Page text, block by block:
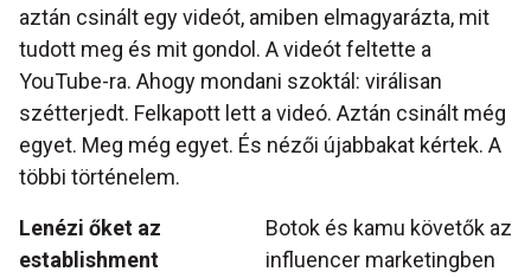
aztán csinált egy videót, amiben elmagyarázta, mit
tudott meg és mit gondol. A videót feltette a
YouTube-ra. Ahogy mondani szoktál: virálisan
szétterjedt. Felkapott lett a videó. Aztán csinált még
egyet. Meg még egyet. És nézői újabbakat kértek. A
többi történelem.
Botok és kamu követők az
influencer marketingben
Lenézi őket az
establishment